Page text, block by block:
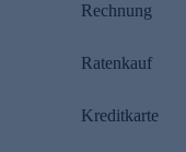
Rechnung
Ratenkauf
Kreditkarte